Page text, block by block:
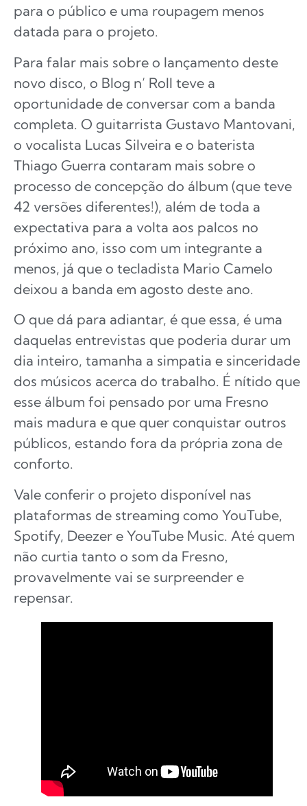
para o público e uma roupagem menos
datada para o projeto.
Para falar mais sobre o lançamento deste
novo disco, o Blog n’ Roll teve a
oportunidade de conversar com a banda
completa. O guitarrista Gustavo Mantovani,
o vocalista Lucas Silveira e o baterista
Thiago Guerra contaram mais sobre o
processo de concepção do álbum (que teve
42 versões diferentes!), além de toda a
expectativa para a volta aos palcos no
próximo ano, isso com um integrante a
menos, já que o tecladista Mario Camelo
deixou a banda em agosto deste ano.
O que dá para adiantar, é que essa, é uma
daquelas entrevistas que poderia durar um
dia inteiro, tamanha a simpatia e sinceridade
dos músicos acerca do trabalho. É nítido que
esse álbum foi pensado por uma Fresno
mais madura e que quer conquistar outros
públicos, estando fora da própria zona de
conforto.
Vale conferir o projeto disponível nas
plataformas de streaming como YouTube,
Spotify, Deezer e YouTube Music. Até quem
não curtia tanto o som da Fresno,
provavelmente vai se surpreender e
repensar.